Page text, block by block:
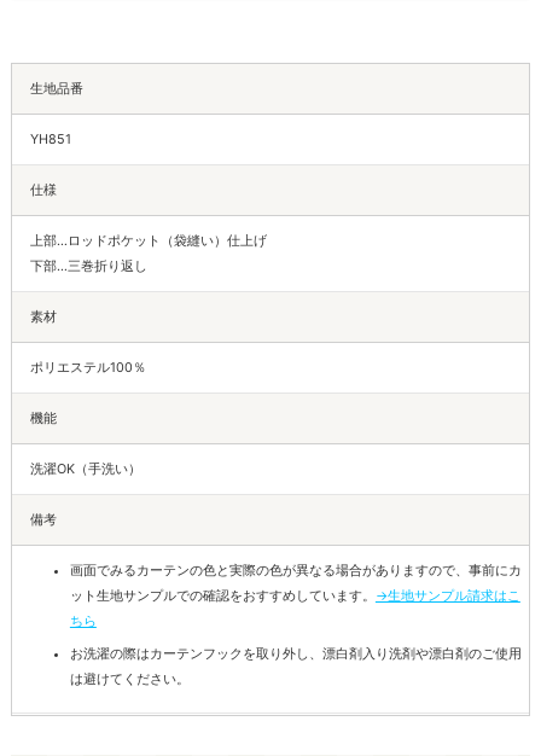
生地品番
YH851
仕様
上部…ロッドポケット（袋縫い）仕上げ
下部…三巻折り返し
素材
ポリエステル100％
機能
洗濯OK（手洗い）
備考
画面でみるカーテンの色と実際の色が異なる場合がありますので、事前にカ
ット生地サンプルでの確認をおすすめしています。 →生地サンプル請求はこ
ちら
お洗濯の際はカーテンフックを取り外し、漂白剤入り洗剤や漂白剤のご使用
は避けてください。